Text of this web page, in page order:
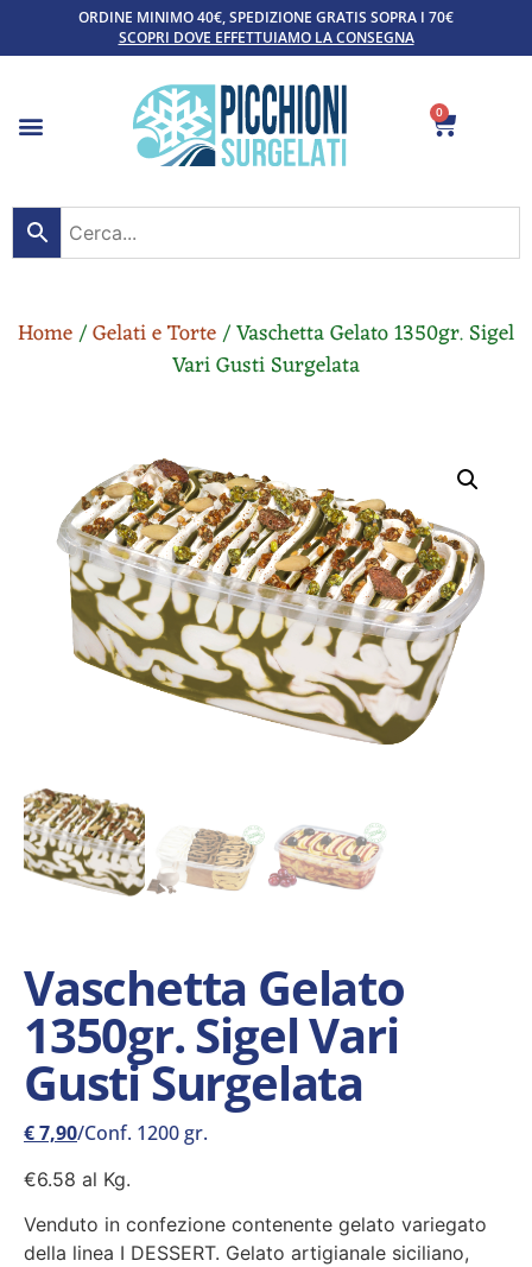
ORDINE MINIMO 40€, SPEDIZIONE GRATIS SOPRA I 70€
SCOPRI DOVE EFFETTUIAMO LA CONSEGNA
0
Home/Gelati e Torte/ Vaschetta Gelato 1350gr. Sigel
Vari Gusti Surgelata
Vaschetta Gelato
1350gr. Sigel Vari
Gusti Surgelata
€7,90/Conf. 1200 gr.
€6.58 al Kg.
Venduto in confezione contenente gelato variegato
della linea I DESSERT. Gelato artigianale siciliano,